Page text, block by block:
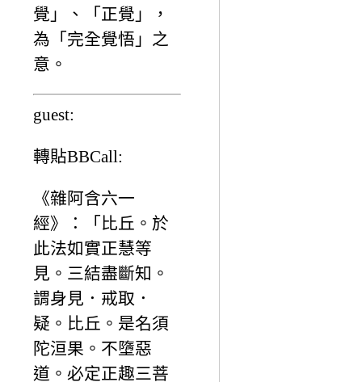
覺」、「正覺」，
為「完全覺悟」之
意。
guest:
轉貼BBCall:
《雜阿含六一
經》：「比丘。於
此法如實正慧等
見。三結盡斷知。
謂身見．戒取．
疑。比丘。是名須
陀洹果。不墮惡
道。必定正趣三菩